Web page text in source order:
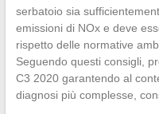
serbatoio sia
emissioni di NOx e deve
rispetto delle normative
Seguendo questi consigli,
C3 2020 garantendo al
diagnosi più complesse,